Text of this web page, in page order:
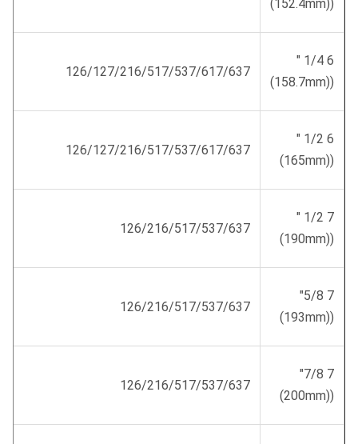
((152.4mm)
6 1/4 "
((158.7mm)
126/127/216/517/537/617/637
6 1/2 "
((165mm)
126/127/216/517/537/617/637
7 1/2 "
((190mm)
126/216/517/537/637
7 5/8"
((193mm)
126/216/517/537/637
7 7/8"
((200mm)
126/216/517/537/637